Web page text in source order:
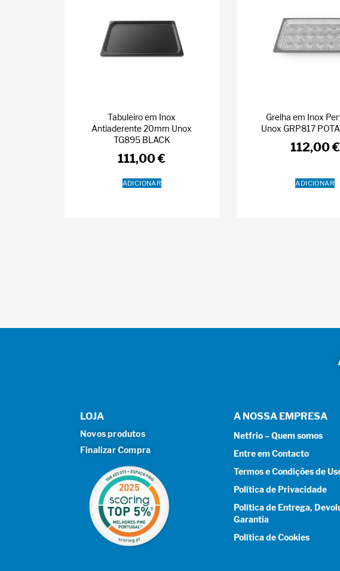
Tabuleiro em Inox
Antiaderente 20mm Unox
TG895 BLACK
111,00€
ADICIONAR
Grelha em Inox
Unox GRP817
112,00€
ADICIONAR
LOJA
Novos produtos
Finalizar Compra
A NOSSA EMPRESA
Netfrio – Quem somos
Entre em Contacto
Termos e Condições de
Política de Privacidade
Política de Entrega,
Garantia
Política de Cookies